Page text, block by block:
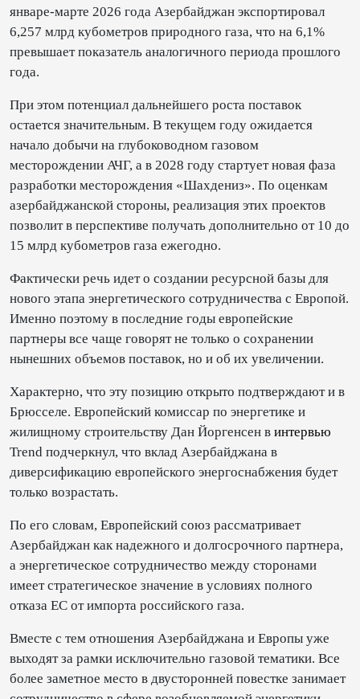
январе-марте 2026 года Азербайджан экспортировал
6,257 млрд кубометров природного газа, что на 6,1%
превышает показатель аналогичного периода прошлого
года.
При этом потенциал дальнейшего роста поставок
остается значительным. В текущем году ожидается
начало добычи на глубоководном газовом
месторождении АЧГ, а в 2028 году стартует новая фаза
разработки месторождения «Шахдениз». По оценкам
азербайджанской стороны, реализация этих проектов
позволит в перспективе получать дополнительно от 10 до
15 млрд кубометров газа ежегодно.
Фактически речь идет о создании ресурсной базы для
нового этапа энергетического сотрудничества с Европой.
Именно поэтому в последние годы европейские
партнеры все чаще говорят не только о сохранении
нынешних объемов поставок, но и об их увеличении.
Характерно, что эту позицию открыто подтверждают и в
Брюсселе. Европейский комиссар по энергетике и
жилищному строительству Дан Йоргенсен в интервью
Trend подчеркнул, что вклад Азербайджана в
диверсификацию европейского энергоснабжения будет
только возрастать.
По его словам, Европейский союз рассматривает
Азербайджан как надежного и долгосрочного партнера,
а энергетическое сотрудничество между сторонами
имеет стратегическое значение в условиях полного
отказа ЕС от импорта российского газа.
Вместе с тем отношения Азербайджана и Европы уже
выходят за рамки исключительно газовой тематики. Все
более заметное место в двусторонней повестке занимает